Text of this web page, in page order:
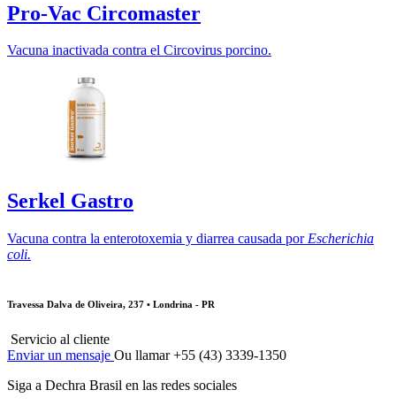
Pro-Vac Circomaster
Vacuna inactivada contra el Circovirus porcino.
Serkel Gastro
Vacuna contra la enterotoxemia y diarrea causada por Escherichia
coli.
Travessa Dalva de Oliveira, 237 • Londrina - PR
Servicio al cliente
Enviar un mensaje Ou llamar +55 (43) 3339-1350
Siga a Dechra Brasil en las redes sociales